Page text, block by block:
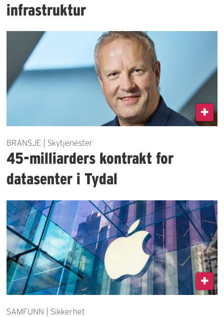
infrastruktur
BRANSJE | Skytjenester
45-milliarders kontrakt for
datasenter i Tydal
SAMFUNN | Sikkerhet